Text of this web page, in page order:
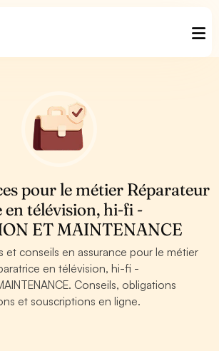
pour le métier Réparateur
télévision, hi-fi -
ET MAINTENANCE
et conseils en assurance pour le métier
en télévision, hi-fi -
Conseils, obligations
et souscriptions en ligne.